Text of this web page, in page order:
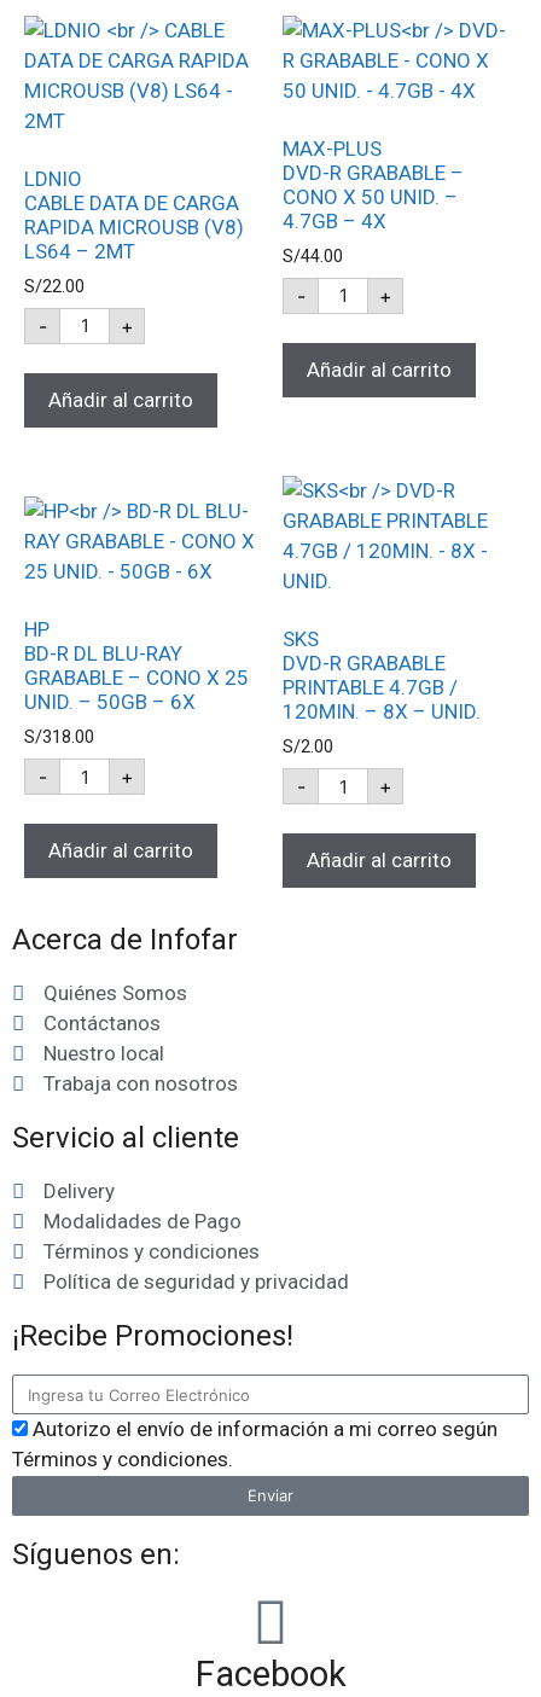
LDNIO
CABLE DATA DE CARGA
RAPIDA MICROUSB (V8)
LS64 – 2MT
S/22.00
- +
Añadir al carrito
MAX-PLUS
DVD-R GRABABLE –
CONO X 50 UNID. –
4.7GB – 4X
S/44.00
- +
Añadir al carrito
HP
BD-R DL BLU-RAY
GRABABLE – CONO X 25
UNID. – 50GB – 6X
S/318.00
- +
Añadir al carrito
SKS
DVD-R GRABABLE
PRINTABLE 4.7GB /
120MIN. – 8X – UNID.
S/2.00
- +
Añadir al carrito
Acerca de Infofar
Quiénes Somos
Contáctanos
Nuestro local
Trabaja con nosotros
Servicio al cliente
Delivery
Modalidades de Pago
Términos y condiciones
Política de seguridad y privacidad
¡Recibe Promociones!
Autorizo el envío de información a mi correo según
Términos y condiciones.
Enviar
Síguenos en:
Facebook